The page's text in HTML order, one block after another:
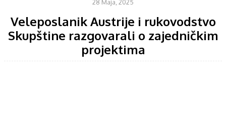
28 Maja, 2025
Veleposlanik Austrije i rukovodstvo
Skupštine razgovarali o zajedničkim
projektima